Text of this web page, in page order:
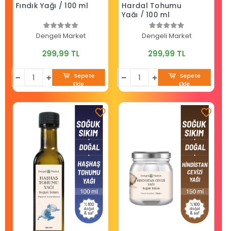
Fındık Yağı / 100 ml
Dengeli Market
299,99 TL
Sepete
Ekle
Hardal Tohumu
Yağı / 100 ml
Dengeli Market
299,99 TL
Sepete
Ekle